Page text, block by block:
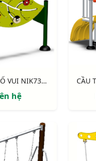
BẢNG ĐỐ VUI NIK731004-2
hệ